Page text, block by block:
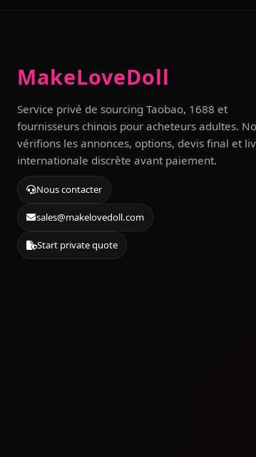
MakeLoveDoll
Service privé de sourcing Taobao, 1688 et
fournisseurs chinois pour acheteurs adultes.
vérifions les annonces, options, devis final et
internationale discrète avant paiement.
Nous contacter
sales@makelovedoll.com
Start private quote